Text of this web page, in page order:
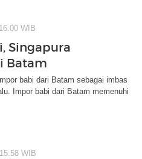
WIB
Singapura
Batam
babi dari Batam sebagai imbas
Impor babi dari Batam memenuhi
WIB